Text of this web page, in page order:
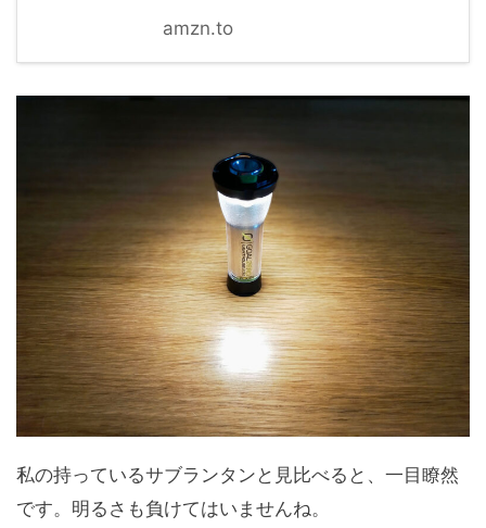
amzn.to
私の持っているサブランタンと見比べると、一目瞭然
です。明るさも負けてはいませんね。